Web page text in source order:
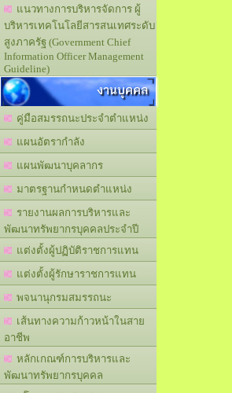
แนวทางการบริหารจัดการ ผู้
บริหารเทคโนโลยีสารสนเทศระดับ
สูงภาครัฐ (Government Chief
Information Officer Management
Guideline)
งานบุคคล
คู่มือสมรรถนะประจำตำแหน่ง
แผนอัตรากำลัง
แผนพัฒนาบุคลากร
มาตรฐานกำหนดตำแหน่ง
รายงานผลการบริหารและ
พัฒนาทรัพยากรบุคคลประจำปี
แต่งตั้งผู้ปฏิบัติราชการแทน
แต่งตั้งผู้รักษาราชการแทน
พจนานุกรมสมรรถนะ
เส้นทางความก้าวหน้าในสาย
อาชีพ
หลักเกณฑ์การบริหารและ
พัฒนาทรัพยากรบุคคล